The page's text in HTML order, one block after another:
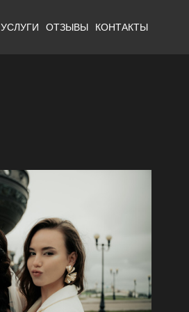
УСЛУГИ ОТЗЫВЫ КОНТАКТЫ